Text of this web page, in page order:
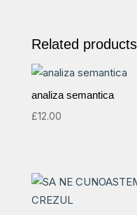
Related products
analiza semantica
£12.00